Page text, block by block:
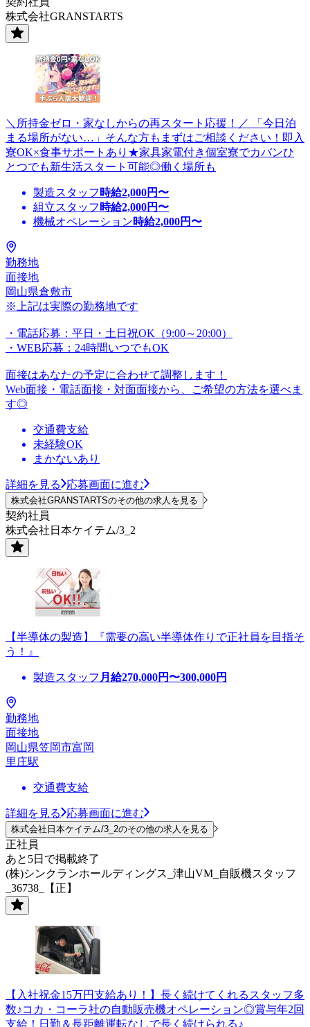
株式会社GRANSTARTS
＼所持金ゼロ・家なしからの再スタート応援！／ 「今日泊
まる場所がない…」そんな方もまずはご相談ください！即入
寮OK×食事サポートあり★家具家電付き個室寮でカバンひ
とつでも新生活スタート可能◎働く場所も
製造スタッフ 時給2,000円〜
組立スタッフ 時給2,000円〜
機械オペレーション時給2,000円〜
勤務地
面接地
岡山県倉敷市
※上記は実際の勤務地です
・電話応募：平日・土日祝OK（9:00～20:00）
・WEB応募：24時間いつでもOK
面接はあなたの予定に合わせて調整します！
Web面接・電話面接・対面面接から、ご希望の方法を選べま
す◎
交通費支給
未経験OK
まかないあり
詳細を見る 応募画面に進む
株式会社GRANSTARTSのその他の求人を見る
契約社員
株式会社日本ケイテム/3_2
【半導体の製造】『需要の高い半導体作りで正社員を目指そ
う！』
製造スタッフ 月給270,000円〜300,000円
勤務地
面接地
岡山県笠岡市富岡
里庄駅
交通費支給
詳細を見る 応募画面に進む
株式会社日本ケイテム/3_2のその他の求人を見る
正社員
あと5日で掲載終了
(株)シンクランホールディングス_津山VM_自販機スタッフ
_36738_【正】
【入社祝金15万円支給あり！】長く続けてくれるスタッフ多
数♪コカ・コーラ社の自動販売機オペレーション◎賞与年2回
支給！日勤＆長距離運転なしで長く続けられる♪